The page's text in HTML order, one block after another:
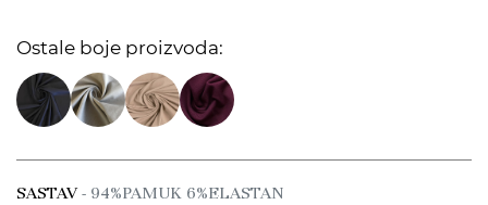
Ostale boje proizvoda:
SASTAV- 94%PAMUK 6%ELASTAN